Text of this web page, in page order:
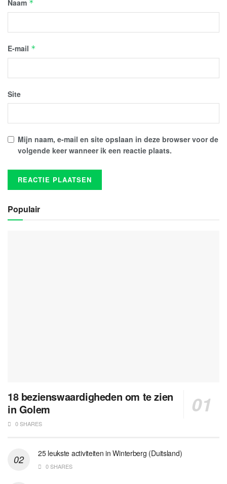
Naam *
E-mail *
Site
Mijn naam, e-mail en site opslaan in deze browser voor de
volgende keer wanneer ik een reactie plaats.
Populair
18 bezienswaardigheden om te zien
in Golem
0 SHARES
25 leukste activiteiten in Winterberg (Duitsland)
0 SHARES